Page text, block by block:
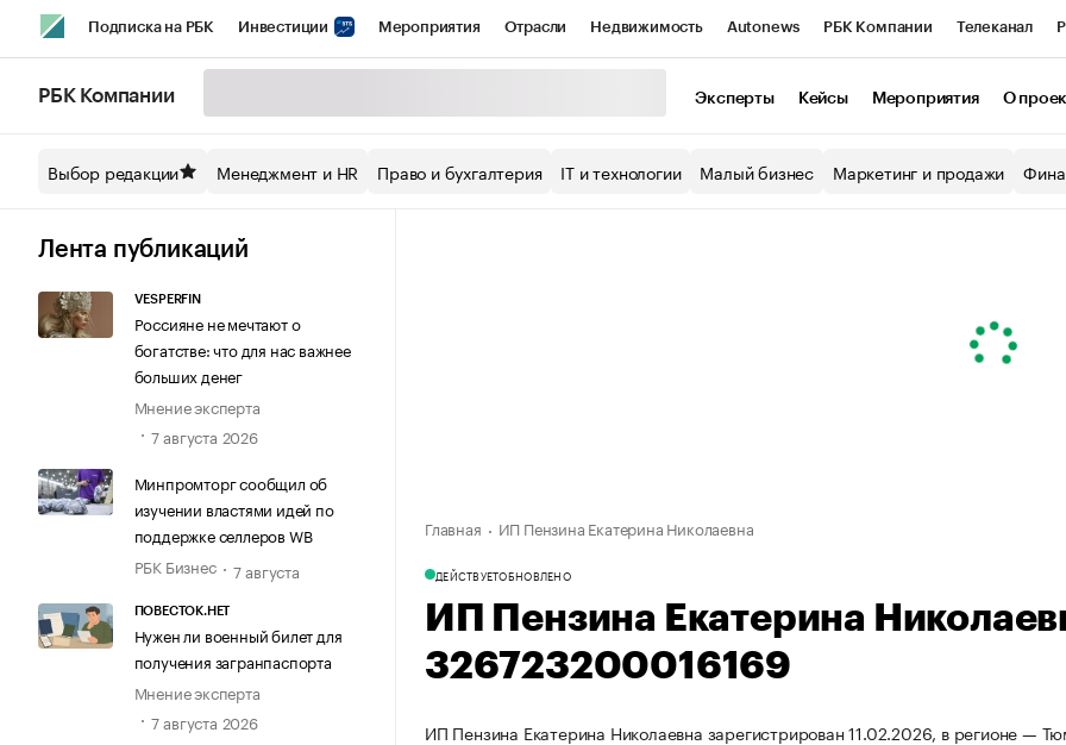
Подписка на РБК Инвестиции Мероприятия Отрасли Недвижимость Autonews РБК Компании Телеканал
Спецпроекты СПб Конференции СПб Спецпроекты Экономика Бизнес
Технологии и медиа
РБК Компании Эксперты Кейсы Мероприятия О
Выбор редакции Менеджмент и HR Право и бухгалтерия IT и технологии Малый бизнес Маркетинг и продажи
Лента публикаций
VESPERFIN
Россияне не мечтают о
богатстве: что для нас важнее
больших денег
Мнение эксперта
7 августа 2026
Минпромторг сообщил об
изучении властями идей по
поддержке селлеров WB
РБК Бизнес
7 августа
ПОВЕСТОК.НЕТ
Нужен ли военный билет для
получения загранпаспорта
Мнение эксперта
7 августа 2026
Главная ИП Пензина Екатерина Николаевна
ДЕЙСТВУЕТОБНОВЛЕНО
ИП Пензина Екатерина
326723200016169
ИП Пензина Екатерина Николаевна зарегистрирован 11.02.2026, в регионе —